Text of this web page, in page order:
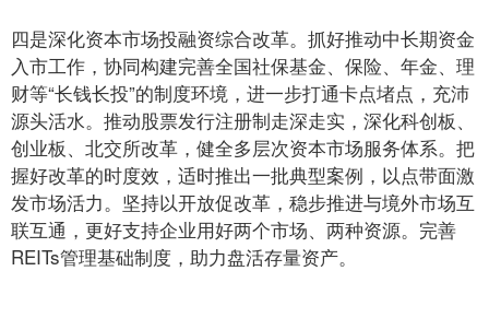
四是深化资本市场投融资综合改革。抓好推动中长期资金
入市工作，协同构建完善全国社保基金、保险、年金、理
财等“长钱长投”的制度环境，进一步打通卡点堵点，充沛
源头活水。推动股票发行注册制走深走实，深化科创板、
创业板、北交所改革，健全多层次资本市场服务体系。把
握好改革的时度效，适时推出一批典型案例，以点带面激
发市场活力。坚持以开放促改革，稳步推进与境外市场互
联互通，更好支持企业用好两个市场、两种资源。完善
REITs管理基础制度，助力盘活存量资产。